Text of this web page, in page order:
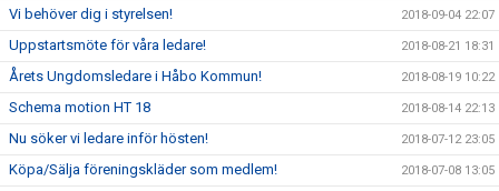
Vi behöver dig i styrelsen! 2018-09-04 22:07
Uppstartsmöte för våra ledare! 2018-08-21 18:31
Årets Ungdomsledare i Håbo Kommun! 2018-08-19 10:22
Schema motion HT 18 2018-08-14 22:13
Nu söker vi ledare inför hösten! 2018-07-12 23:05
Köpa/Sälja föreningskläder som medlem! 2018-07-08 13:05